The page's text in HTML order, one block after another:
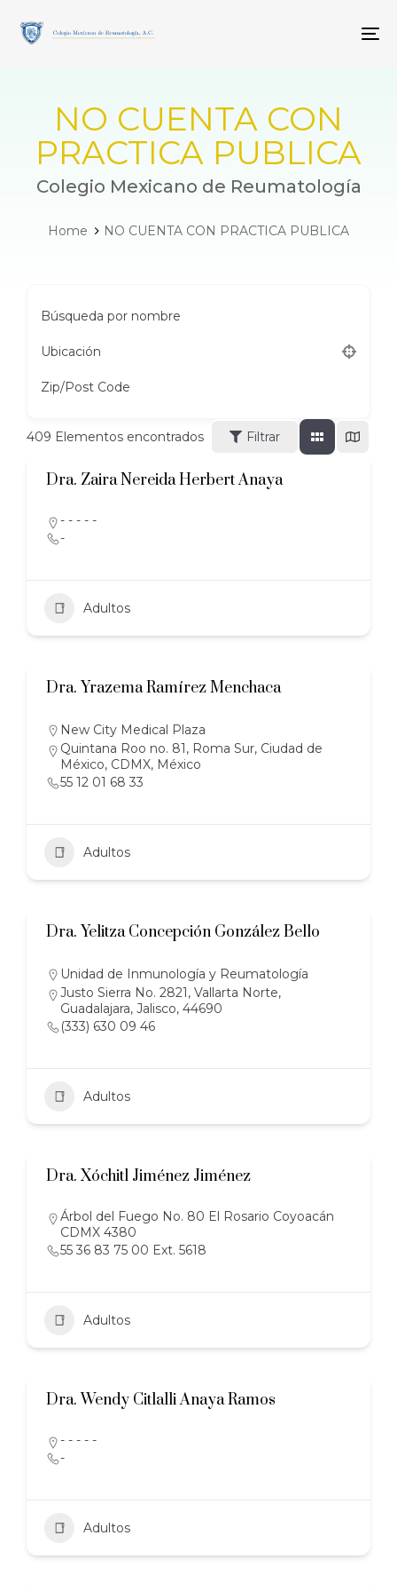
links
primary
NO CUENTA CON
PRACTICA PUBLICA
Colegio Mexicano de Reumatología
Home NO CUENTA CON PRACTICA PUBLICA
Búsqueda por nombre
Ubicación
Zip/Post Code
409 Elementos encontrados Filtrar
Dra. Zaira Nereida Herbert Anaya
- - - - -
-
Adultos
Dra. Yrazema Ramírez Menchaca
New City Medical Plaza
Quintana Roo no. 81, Roma Sur, Ciudad de
México, CDMX, México
55 12 01 68 33
Adultos
Dra. Yelitza Concepción González Bello
Unidad de Inmunología y Reumatología
Justo Sierra No. 2821, Vallarta Norte,
Guadalajara, Jalisco, 44690
(333) 630 09 46
Adultos
Dra. Xóchitl Jiménez Jiménez
Árbol del Fuego No. 80 El Rosario Coyoacán
CDMX 4380
55 36 83 75 00 Ext. 5618
Adultos
Dra. Wendy Citlalli Anaya Ramos
- - - - -
-
Adultos